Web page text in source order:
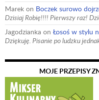
Marek on Boczek surowo
Dzisiaj Robię!!!! Pierwszy raz!
Jagodzianka on Łosoś w stylu
Dziękuję. Pisanie po ludzku
MOJE PRZEPISY